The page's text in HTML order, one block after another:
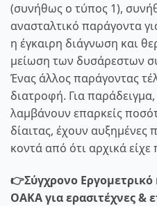
(συνήθως ο τύπος 1),
ανασταλτικό παράγοντα
η έγκαιρη διάγνωση και
μείωση των δυσάρεστων
Ένας άλλος παράγοντας
διατροφή. Για
λαμβάνουν επαρκείς
δίαιτας, έχουν αυξημένες
κοντά από ότι αρχικά
👉Σύγχρονο Εργομετρικό
ΟΑΚΑ για ερασιτέχνες &